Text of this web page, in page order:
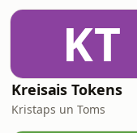
KT
Kreisais Tokens
Kristaps un Toms